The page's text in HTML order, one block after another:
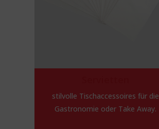
stilvolle Tischaccessoires für die
Gastronomie oder Take Away.